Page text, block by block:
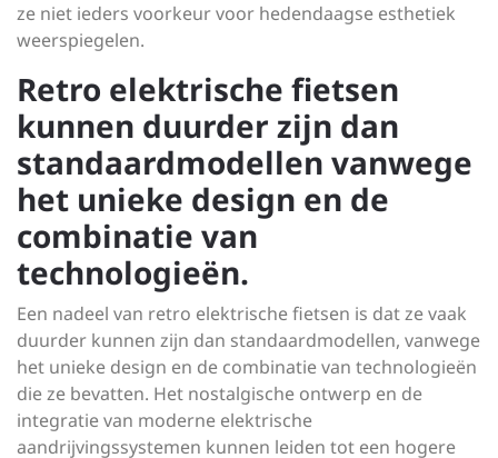
ze niet ieders voorkeur voor hedendaagse esthetiek
weerspiegelen.
Retro elektrische fietsen
kunnen duurder zijn dan
standaardmodellen vanwege
het unieke design en de
combinatie van
technologieën.
Een nadeel van retro elektrische fietsen is dat ze vaak
duurder kunnen zijn dan standaardmodellen, vanwege
het unieke design en de combinatie van technologieën
die ze bevatten. Het nostalgische ontwerp en de
integratie van moderne elektrische
aandrijvingssystemen kunnen leiden tot een hogere